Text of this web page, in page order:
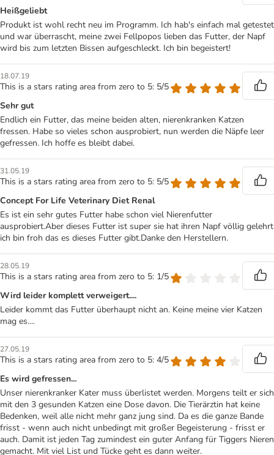
Heißgeliebt
Produkt ist wohl recht neu im Programm. Ich hab's einfach mal getestet
und war überrascht, meine zwei Fellpopos lieben das Futter, der Napf
wird bis zum letzten Bissen aufgeschleckt. Ich bin begeistert!
18.07.19
This is a stars rating area from zero to 5: 5/5
Sehr gut
Endlich ein Futter, das meine beiden alten, nierenkranken Katzen
fressen. Habe so vieles schon ausprobiert, nun werden die Näpfe leer
gefressen. Ich hoffe es bleibt dabei.
31.05.19
This is a stars rating area from zero to 5: 5/5
Concept For Life Veterinary Diet Renal
Es ist ein sehr gutes Futter habe schon viel Nierenfutter
ausprobiert.Aber dieses Futter ist super sie hat ihren Napf völlig gelehrt
ich bin froh das es dieses Futter gibt.Danke den Herstellern.
28.05.19
This is a stars rating area from zero to 5: 1/5
Wird leider komplett verweigert....
Leider kommt das Futter überhaupt nicht an. Keine meine vier Katzen
mag es....
27.05.19
This is a stars rating area from zero to 5: 4/5
Es wird gefressen...
Unser nierenkranker Kater muss überlistet werden. Morgens teilt er sich
mit den 3 gesunden Katzen eine Dose davon. Die Tierärztin hat keine
Bedenken, weil alle nicht mehr ganz jung sind. Da es die ganze Bande
frisst - wenn auch nicht unbedingt mit großer Begeisterung - frisst er
auch. Damit ist jeden Tag zumindest ein guter Anfang für Tiggers Nieren
gemacht. Mit viel List und Tücke geht es dann weiter.